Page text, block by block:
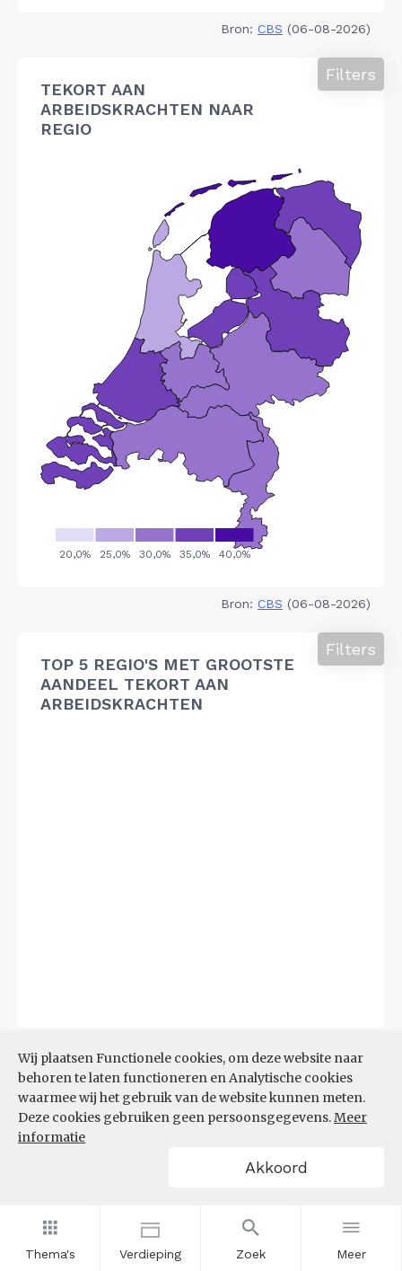
Thema's Verdieping Zoek Meer
Wij plaatsen Functionele cookies, om deze website naar
behoren te laten functioneren en Analytische cookies
waarmee wij het gebruik van de website kunnen meten.
Deze cookies gebruiken geen persoonsgegevens.Meer
informatie
Akkoord
Bron: CBS (06-08-2026)
TEKORT AAN
ARBEIDSKRACHTEN NAAR
REGIO
Filters
Bron: CBS (06-08-2026)
TOP 5 REGIO'S MET GROOTSTE
AANDEEL TEKORT AAN
ARBEIDSKRACHTEN
Filters
TOP 10 REGIO'S MET KLEINSTE
AANDEEL TEKORT AAN
ARBEIDSKRACHTEN
Filters